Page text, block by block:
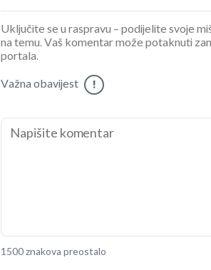
Uključite se u raspravu – podijelite svoje
na temu. Vaš komentar može potaknuti
portala.
Važna obavijest !
1500 znakova preostalo